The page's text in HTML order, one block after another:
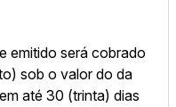
emitido será cobrado
sob o valor do da
até 30 (trinta) dias